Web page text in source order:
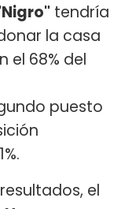
tendría
la casa
el 68% del
puesto
el